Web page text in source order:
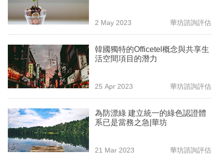
科
技
職
場
生
時
事
2 May 2023 華坊諮詢評估
韓國獨特的Officetel概念與共享生
活空間項目的潛力
25 Apr 2023 華坊諮詢評估
為防漂綠 建立統一的綠色認證體
系已是當務之急|華坊
21 Mar 2023 華坊諮詢評估